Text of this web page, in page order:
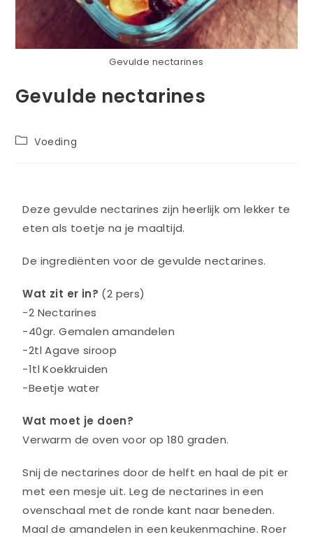
Gevulde nectarines
Gevulde nectarines
Voeding
Deze gevulde nectarines zijn heerlijk om lekker te
eten als toetje na je maaltijd.
De ingrediënten voor de gevulde nectarines.
Wat zit er in? (2 pers)
-2 Nectarines
-40gr. Gemalen amandelen
-2tl Agave siroop
-1tl Koekkruiden
-Beetje water
Wat moet je doen?
Verwarm de oven voor op 180 graden.
Snij de nectarines door de helft en haal de pit er
met een mesje uit. Leg de nectarines in een
ovenschaal met de ronde kant naar beneden.
Maal de amandelen in een keukenmachine. Roer